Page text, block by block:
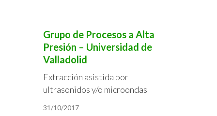
Grupo de Procesos a Alta
Presión – Universidad de
Valladolid
Extracción asistida por
ultrasonidos y/o microondas
31/10/2017